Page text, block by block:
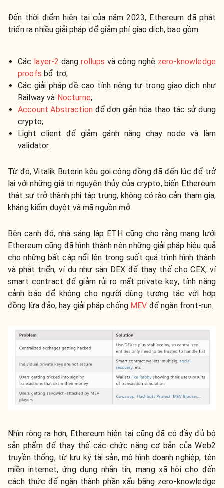
Đến thời điểm hiện tại của năm 2023, Ethereum đã phát
triển ra nhiều giải pháp để giảm phí giao dịch, bao gồm:
Các layer-2 dạngrollups và công nghệ zero-knowledge
proofs bổ trợ;
Các giải pháp đề cao tính riêng tư trong giao dịch như
Railway và Nocturne;
Account Abstraction để đơn giản hóa thao tác sử dụng
crypto;
Light client để giảm gánh nặng chạy node và làm
validator.
Từ đó, Vitalik Buterin kêu gọi cộng đồng đã đến lúc để trở
lại với những giá trị nguyên thủy của crypto, biến Ethereum
thật sự trở thành phi tập trung, không có rào cản tham gia,
kháng kiểm duyệt và mã nguồn mở.
Bên cạnh đó, nhà sáng lập ETH cũng cho rằng mạng lưới
Ethereum cũng đã hình thành nên những giải pháp hiệu quả
cho những bất cập nổi lên trong suốt quá trình hình thành
và phát triển, ví dụ như sàn DEX để thay thế cho CEX, ví
smart contract để giảm rủi ro mất private key, tính năng
cảnh báo để không cho người dùng tương tác với hợp
đồng lừa đảo, hay giải pháp chống MEV để ngăn front-run.
Nhìn rộng ra hơn, Ethereum hiện tại cũng đã có đầy đủ bộ
sản phẩm để thay thế các chức năng cơ bản của Web2
truyền thống, từ lưu ký tài sản, mô hình doanh nghiệp, tên
miền internet, ứng dụng nhắn tin, mạng xã hội cho đến
cách thức để ngăn thành phần xấu bằng zero-knowledge